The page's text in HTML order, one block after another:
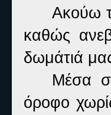
Ακούω
καθώς
δωμάτιά
Μέσα
όροφο